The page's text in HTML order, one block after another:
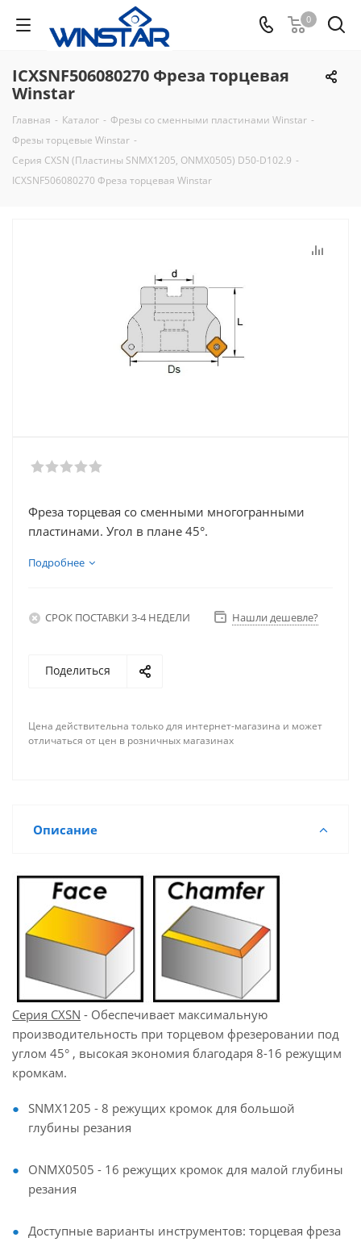
0
ICXSNF506080270 Фреза торцевая
Winstar
Главная - Каталог - Фрезы со сменными пластинами Winstar -
Фрезы торцевые Winstar -
Серия CXSN (Пластины SNMX1205, ONMX0505) D50-D102.9 -
ICXSNF506080270 Фреза торцевая Winstar
Фреза торцевая со сменными многогранными
пластинами. Угол в плане 45°.
Подробнее
СРОК ПОСТАВКИ 3-4 НЕДЕЛИ Нашли дешевле?
Поделиться
Цена действительна только для интернет-магазина и может
отличаться от цен в розничных магазинах
Описание
Серия CXSN - Обеспечивает максимальную
производительность при торцевом фрезеровании под
углом 45° , высокая экономия благодаря 8-16 режущим
кромкам.
SNMX1205 - 8 режущих кромок для большой
глубины резания
ONMX0505 - 16 режущих кромок для малой глубины
резания
Доступные варианты инструментов: торцевая фреза